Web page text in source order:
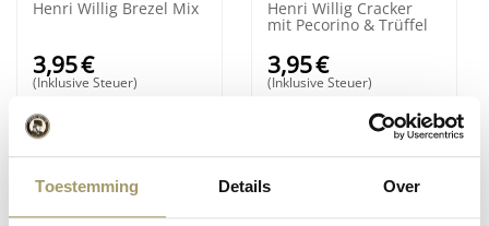
Toestemming Details Over
Henri Willig Brezel Mix
3,95€
(Inklusive Steuer)
Henri Willig Cracker
mit Pecorino & Trüffel
3,95€
(Inklusive Steuer)